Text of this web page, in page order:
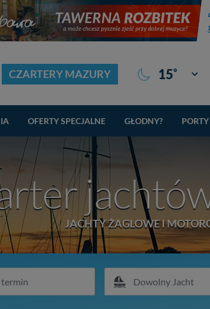
CZARTERY MAZURY 15°
OFERTY SPECJALNE GŁODNY? PORTY
JACHTY ŻAGLOWE I